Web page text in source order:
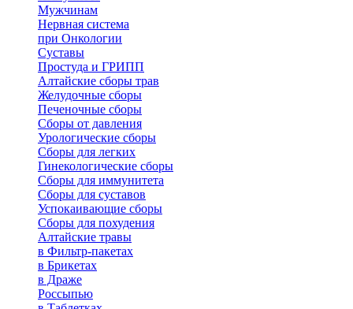
Мужчинам
Нервная система
при Онкологии
Суставы
Простуда и ГРИПП
Алтайские сборы трав
Желудочные сборы
Печеночные сборы
Сборы от давления
Урологические сборы
Сборы для легких
Гинекологические сборы
Сборы для иммунитета
Сборы для суставов
Успокаивающие сборы
Сборы для похудения
Алтайские травы
в Фильтр-пакетах
в Брикетах
в Драже
Россыпью